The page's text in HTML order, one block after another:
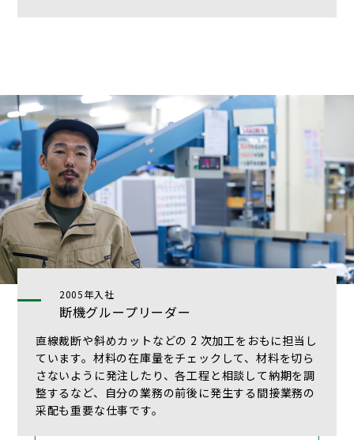
2005年入社
断機グループリーダー
直線裁断や斜めカットなどの 2 次加工をおもに担当し
ています。材料の在庫量をチェックして、材料を切ら
さないように発注したり、各工程と相談して納期を調
整するなど、自分の業務の前後に発生する間接業務の
采配も重要な仕事です。